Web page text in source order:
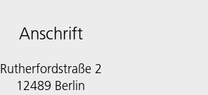
Anschrift
Rutherfordstraße 2
12489 Berlin